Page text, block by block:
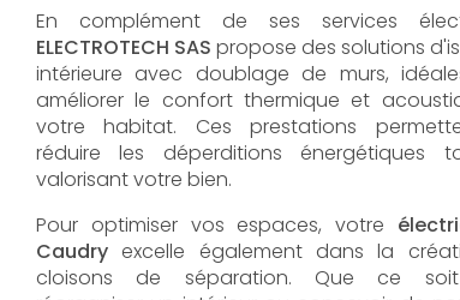
En complément de ses services
ELECTROTECH SAS propose des solutions
intérieure avec doublage de murs,
améliorer le confort thermique et
votre habitat. Ces prestations
réduire les déperditions énergétiques
valorisant votre bien.
Pour optimiser vos espaces, votre
Caudry excelle également dans la
cloisons de séparation. Que ce